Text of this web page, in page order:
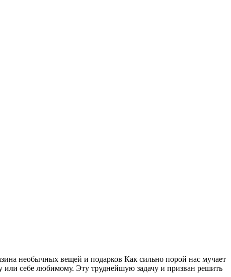
необычных вещей и подарков Как сильно порой нас мучает
или себе любимому. Эту труднейшую задачу и призван решить